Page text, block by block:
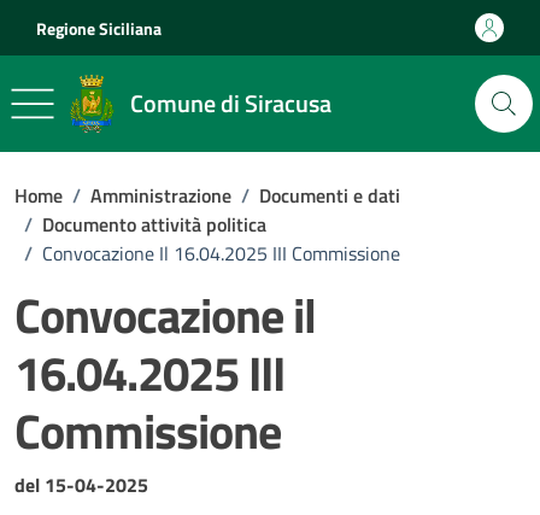
Regione Siciliana
Comune di Siracusa
Home / Amministrazione / Documenti e dati
/ Documento attività politica
/ Convocazione Il 16.04.2025 III Commissione
Convocazione il
16.04.2025 III
Commissione
Dettagli del documento
del 15-04-2025